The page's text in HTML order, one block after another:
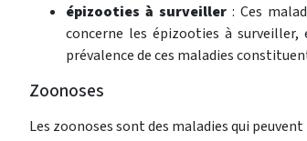
épizooties à surveiller : Ces
concerne les épizooties à
prévalence de ces maladies
Zoonoses
Les zoonoses sont des maladies qui